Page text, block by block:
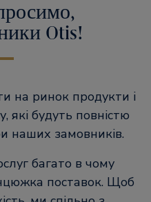
Otis!
на ринок продукти і
які будуть повністю
наших замовників.
багато в чому
поставок. Щоб